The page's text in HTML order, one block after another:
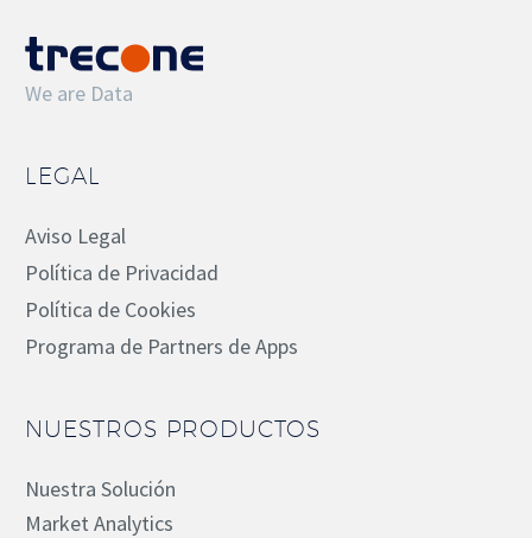
We are Data
LEGAL
Aviso Legal
Política de Privacidad
Política de Cookies
Programa de Partners de Apps
NUESTROS PRODUCTOS
Nuestra Solución
Market Analytics